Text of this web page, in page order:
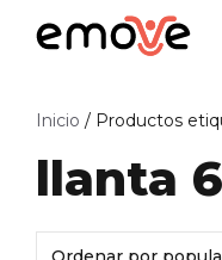
Inicio / Productos
llanta